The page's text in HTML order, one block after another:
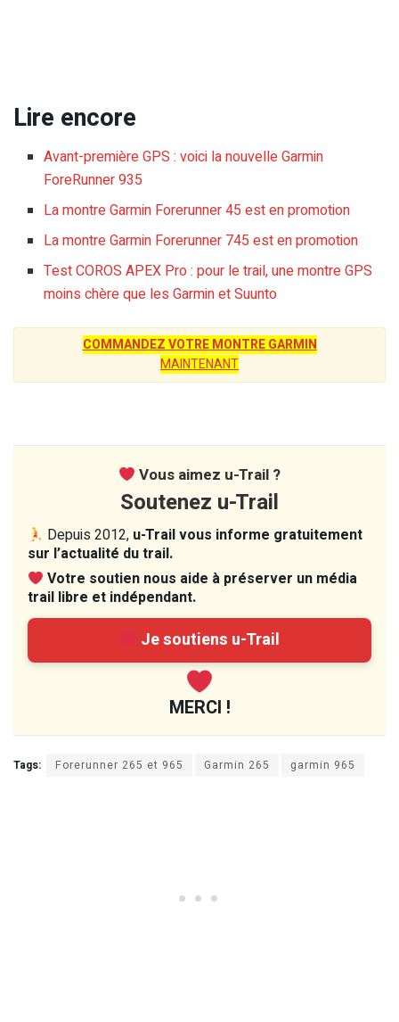
Lire encore
Avant-première GPS : voici la nouvelle Garmin
ForeRunner 935
La montre Garmin Forerunner 45 est en promotion
La montre Garmin Forerunner 745 est en promotion
Test COROS APEX Pro : pour le trail, une montre GPS
moins chère que les Garmin et Suunto
COMMANDEZ VOTRE MONTRE GARMIN
MAINTENANT
Vous aimez u-Trail ?
Soutenez u-Trail
Depuis 2012, u-Trail vous informe gratuitement
sur l’actualité du trail.
Votre soutien nous aide à préserver un média
trail libre et indépendant.
Je soutiens u-Trail
MERCI !
Tags: Forerunner 265 et 965 Garmin 265 garmin 965